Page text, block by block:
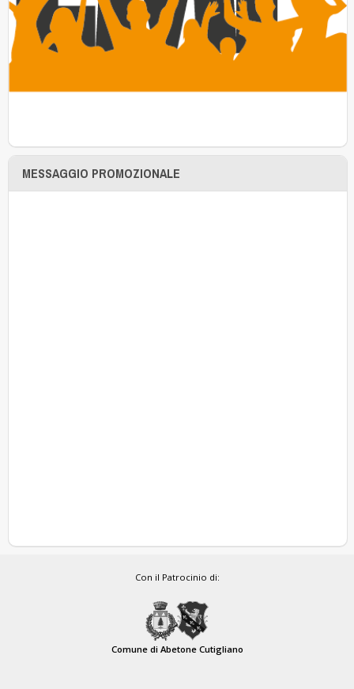
MESSAGGIO PROMOZIONALE
Con il Patrocinio di:
Comune di Abetone Cutigliano